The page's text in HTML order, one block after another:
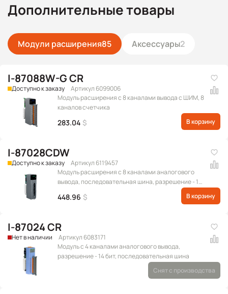
Дополнительные товары
Модули расширения85 Аксессуары2
I-87088W-G CR
Доступно к заказу
Артикул 6099006
Модуль расширения c 8 каналами вывода с ШИМ, 8
каналов счетчика
283.04 $ В корзину
I-87028CDW
Доступно к заказу
Артикул 6119457
Модуль расширения с 8 каналами аналогового
вывода, последовательная шина, разрешение - 12
бит, с межканальной изоляцией (Диапазон
выходных сигналов: 0 ~ +20 мА, +4 ~ +20 мА)
448.96 $ В корзину
I-87024 CR
Нет в наличии
Артикул 6083171
Модуль с 4 каналами аналогового вывода,
разрешение - 14 бит, последовательная шина
Снят с производства